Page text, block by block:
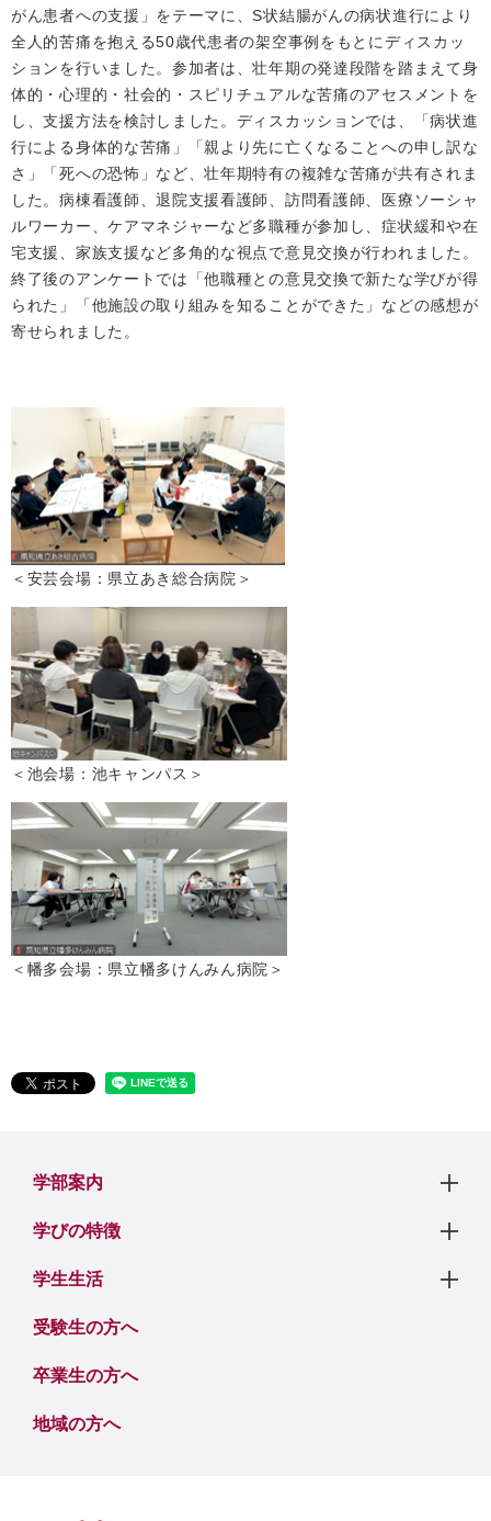
がん患者への支援」をテーマに、S状結腸がんの病状進行により
全人的苦痛を抱える50歳代患者の架空事例をもとにディスカッ
ションを行いました。参加者は、壮年期の発達段階を踏まえて身
体的・心理的・社会的・スピリチュアルな苦痛のアセスメントを
し、支援方法を検討しました。ディスカッションでは、「病状進
行による身体的な苦痛」「親より先に亡くなることへの申し訳な
さ」「死への恐怖」など、壮年期特有の複雑な苦痛が共有されま
した。病棟看護師、退院支援看護師、訪問看護師、医療ソーシャ
ルワーカー、ケアマネジャーなど多職種が参加し、症状緩和や在
宅支援、家族支援など多角的な視点で意見交換が行われました。
終了後のアンケートでは「他職種との意見交換で新たな学びが得
られた」「他施設の取り組みを知ることができた」などの感想が
寄せられました。
＜安芸会場：県立あき総合病院＞
＜池会場：池キャンパス＞
＜幡多会場：県立幡多けんみん病院＞
学部案内
学びの特徴
学生生活
受験生の方へ
卒業生の方へ
地域の方へ